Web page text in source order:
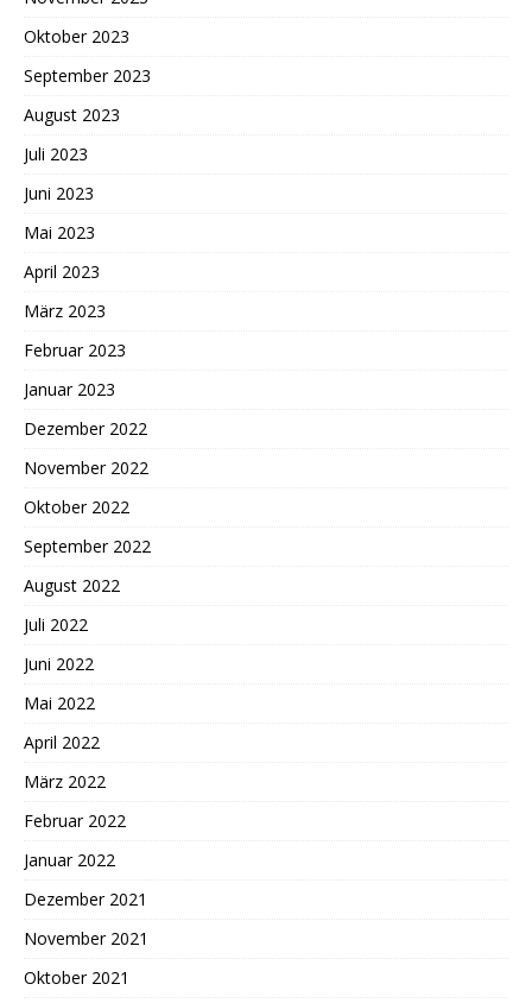
Oktober 2023
September 2023
August 2023
Juli 2023
Juni 2023
Mai 2023
April 2023
März 2023
Februar 2023
Januar 2023
Dezember 2022
November 2022
Oktober 2022
September 2022
August 2022
Juli 2022
Juni 2022
Mai 2022
April 2022
März 2022
Februar 2022
Januar 2022
Dezember 2021
November 2021
Oktober 2021